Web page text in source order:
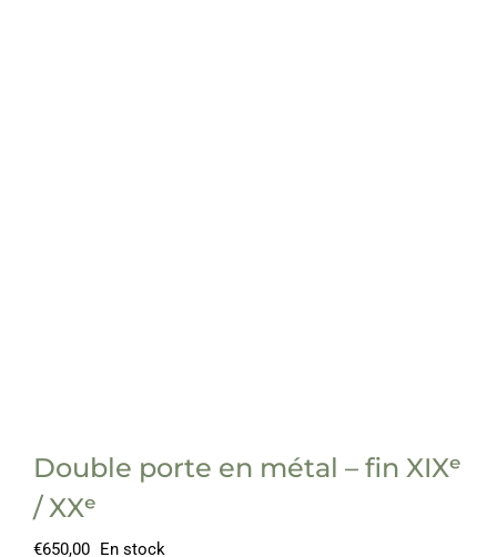
Double porte en métal – fin XIXᵉ
/ XXᵉ
€650,00 En stock